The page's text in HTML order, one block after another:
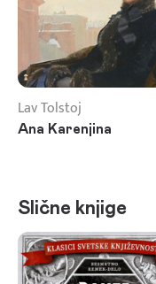
Lav Tolstoj
Ana Karenjina
Slične knjige